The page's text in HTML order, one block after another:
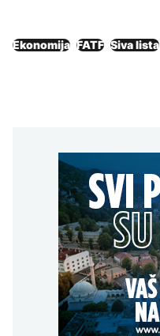
Ekonomija FATF Siva lista